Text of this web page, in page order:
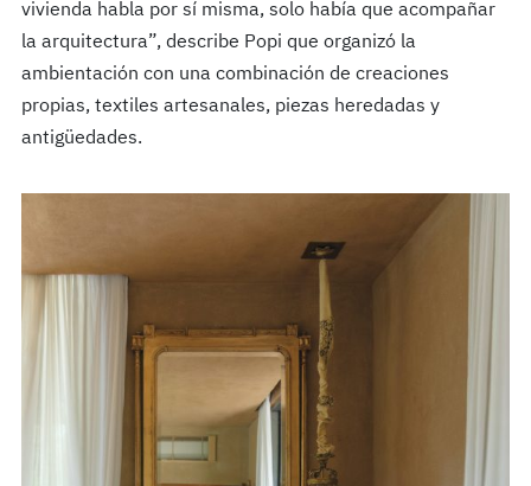
vivienda habla por sí misma, solo había que acompañar
la arquitectura”, describe Popi que organizó la
ambientación con una combinación de creaciones
propias, textiles artesanales, piezas heredadas y
antigüedades.